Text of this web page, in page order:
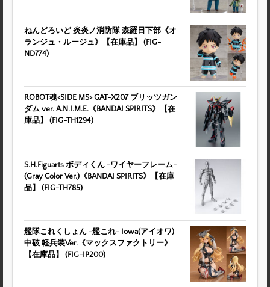
ねんどろいど 炎炎ノ消防隊 森羅日下部《オ
ランジュ・ルージュ》【在庫品】 (FIG-
ND774)
ROBOT魂<SIDE MS> GAT-X207 ブリッツガン
ダム ver. A.N.I.M.E.《BANDAI SPIRITS》【在
庫品】 (FIG-TH1294)
S.H.Figuarts ボディくん -ワイヤーフレーム-
(Gray Color Ver.)《BANDAI SPIRITS》【在庫
品】 (FIG-TH785)
艦隊これくしょん -艦これ- Iowa(アイオワ)
中破 軽兵装Ver.《マックスファクトリー》
【在庫品】 (FIG-IP200)